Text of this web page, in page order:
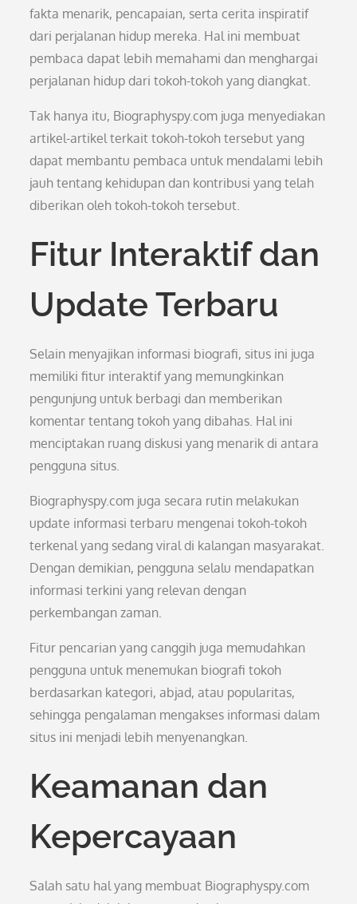
fakta menarik, pencapaian, serta cerita inspiratif
dari perjalanan hidup mereka. Hal ini membuat
pembaca dapat lebih memahami dan menghargai
perjalanan hidup dari tokoh-tokoh yang diangkat.
Tak hanya itu, Biographyspy.com juga menyediakan
artikel-artikel terkait tokoh-tokoh tersebut yang
dapat membantu pembaca untuk mendalami lebih
jauh tentang kehidupan dan kontribusi yang telah
diberikan oleh tokoh-tokoh tersebut.
Fitur Interaktif dan
Update Terbaru
Selain menyajikan informasi biografi, situs ini juga
memiliki fitur interaktif yang memungkinkan
pengunjung untuk berbagi dan memberikan
komentar tentang tokoh yang dibahas. Hal ini
menciptakan ruang diskusi yang menarik di antara
pengguna situs.
Biographyspy.com juga secara rutin melakukan
update informasi terbaru mengenai tokoh-tokoh
terkenal yang sedang viral di kalangan masyarakat.
Dengan demikian, pengguna selalu mendapatkan
informasi terkini yang relevan dengan
perkembangan zaman.
Fitur pencarian yang canggih juga memudahkan
pengguna untuk menemukan biografi tokoh
berdasarkan kategori, abjad, atau popularitas,
sehingga pengalaman mengakses informasi dalam
situs ini menjadi lebih menyenangkan.
Keamanan dan
Kepercayaan
Salah satu hal yang membuat Biographyspy.com